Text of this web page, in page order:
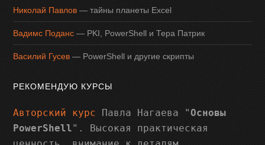
Николай Павлов — тайны планеты Excel
Вадимс Поданс — PKI, PowerShell и Тера Патрик
Василий Гусев — PowerShell и другие скрипты
РЕКОМЕНДУЮ КУРСЫ
Авторский курс Павла Нагаева "Основы
PowerShell". Высокая практическая